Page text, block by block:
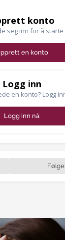
konto
seg inn for å
en konto
Logg inn
en konto? Logg
Logg inn nå